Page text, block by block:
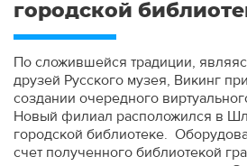
городской
По сложившейся традиции,
друзей Русского музея, Викинг
создании очередного
Новый филиал расположился в
городской библиотеке.
счет полученного библиотекой